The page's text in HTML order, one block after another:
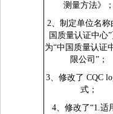
测量方法》
2 、制定单位名称
国质量认证中心
为“中国质量认证
限公司”；
3 、修改了 CQC
式；
4 、修改了“1. 适